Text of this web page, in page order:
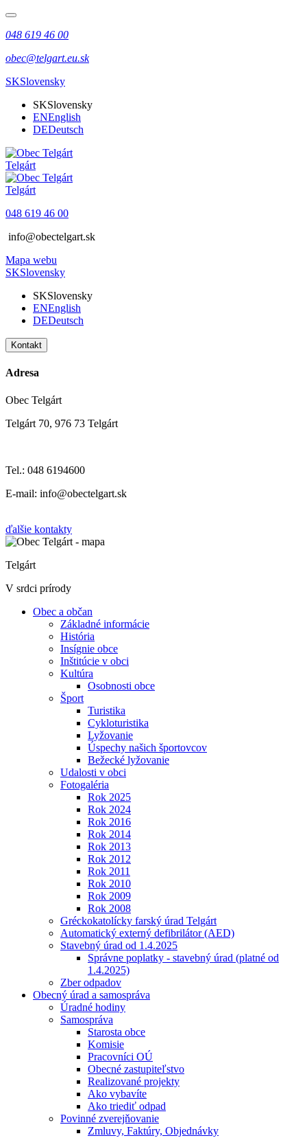
048 619 46 00
obec@telgart.eu.sk
SKSlovensky
SKSlovensky
ENEnglish
DEDeutsch
Telgárt
Telgárt
048 619 46 00
info@obectelgart.sk
Mapa webu
SKSlovensky
SKSlovensky
ENEnglish
DEDeutsch
Kontakt
Adresa
Obec Telgárt
Telgárt 70, 976 73 Telgárt
Tel.: 048 6194600
E-mail: info@obectelgart.sk
ďalšie kontakty
Telgárt
V srdci prírody
Obec a občan
Základné informácie
História
Insígnie obce
Inštitúcie v obci
Kultúra
Osobnosti obce
Šport
Turistika
Cykloturistika
Lyžovanie
Úspechy našich športovcov
Bežecké lyžovanie
Udalosti v obci
Fotogaléria
Rok 2025
Rok 2024
Rok 2016
Rok 2014
Rok 2013
Rok 2012
Rok 2011
Rok 2010
Rok 2009
Rok 2008
Gréckokatolícky farský úrad Telgárt
Automatický externý defibrilátor (AED)
Stavebný úrad od 1.4.2025
Správne poplatky - stavebný úrad (platné od
1.4.2025)
Zber odpadov
Obecný úrad a samospráva
Úradné hodiny
Samospráva
Starosta obce
Komisie
Pracovníci OÚ
Obecné zastupiteľstvo
Realizované projekty
Ako vybavíte
Ako triediť odpad
Povinné zverejňovanie
Zmluvy, Faktúry, Objednávky